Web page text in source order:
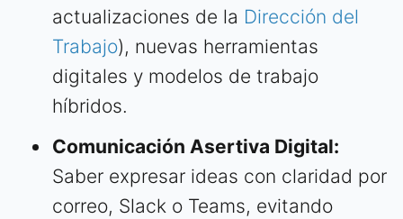
actualizaciones de la Dirección del
Trabajo), nuevas herramientas
digitales y modelos de trabajo
híbridos.
Comunicación Asertiva Digital:
Saber expresar ideas con claridad por
correo, Slack o Teams, evitando